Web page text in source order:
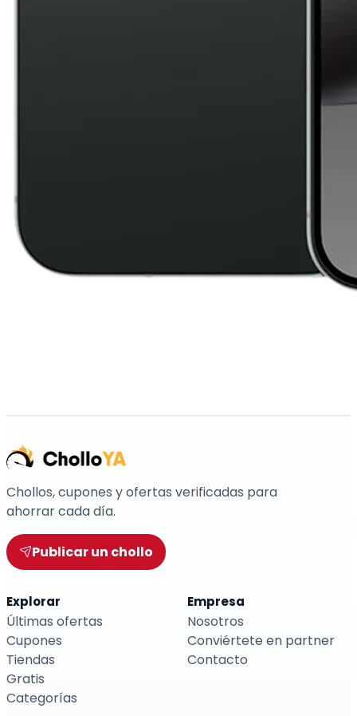
Chollos, cupones y ofertas verificadas para
ahorrar cada día.
Publicar un chollo
Explorar
Últimas ofertas
Cupones
Tiendas
Gratis
Categorías
Empresa
Nosotros
Conviértete en partner
Contacto